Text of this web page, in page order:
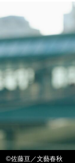
©佐藤亘／文藝春秋